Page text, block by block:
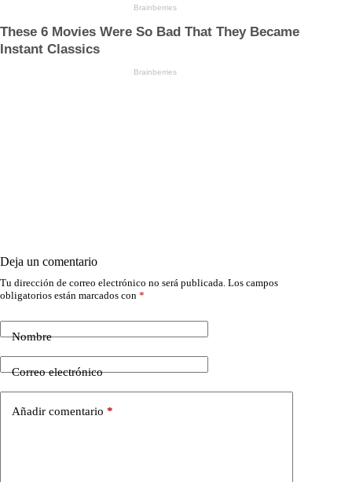
Deja un comentario
Tu dirección de correo electrónico no será publicada. Los campos
obligatorios están marcados con *
Nombre
Correo electrónico
Añadir comentario *